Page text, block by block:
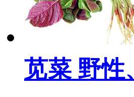
苋菜 野性